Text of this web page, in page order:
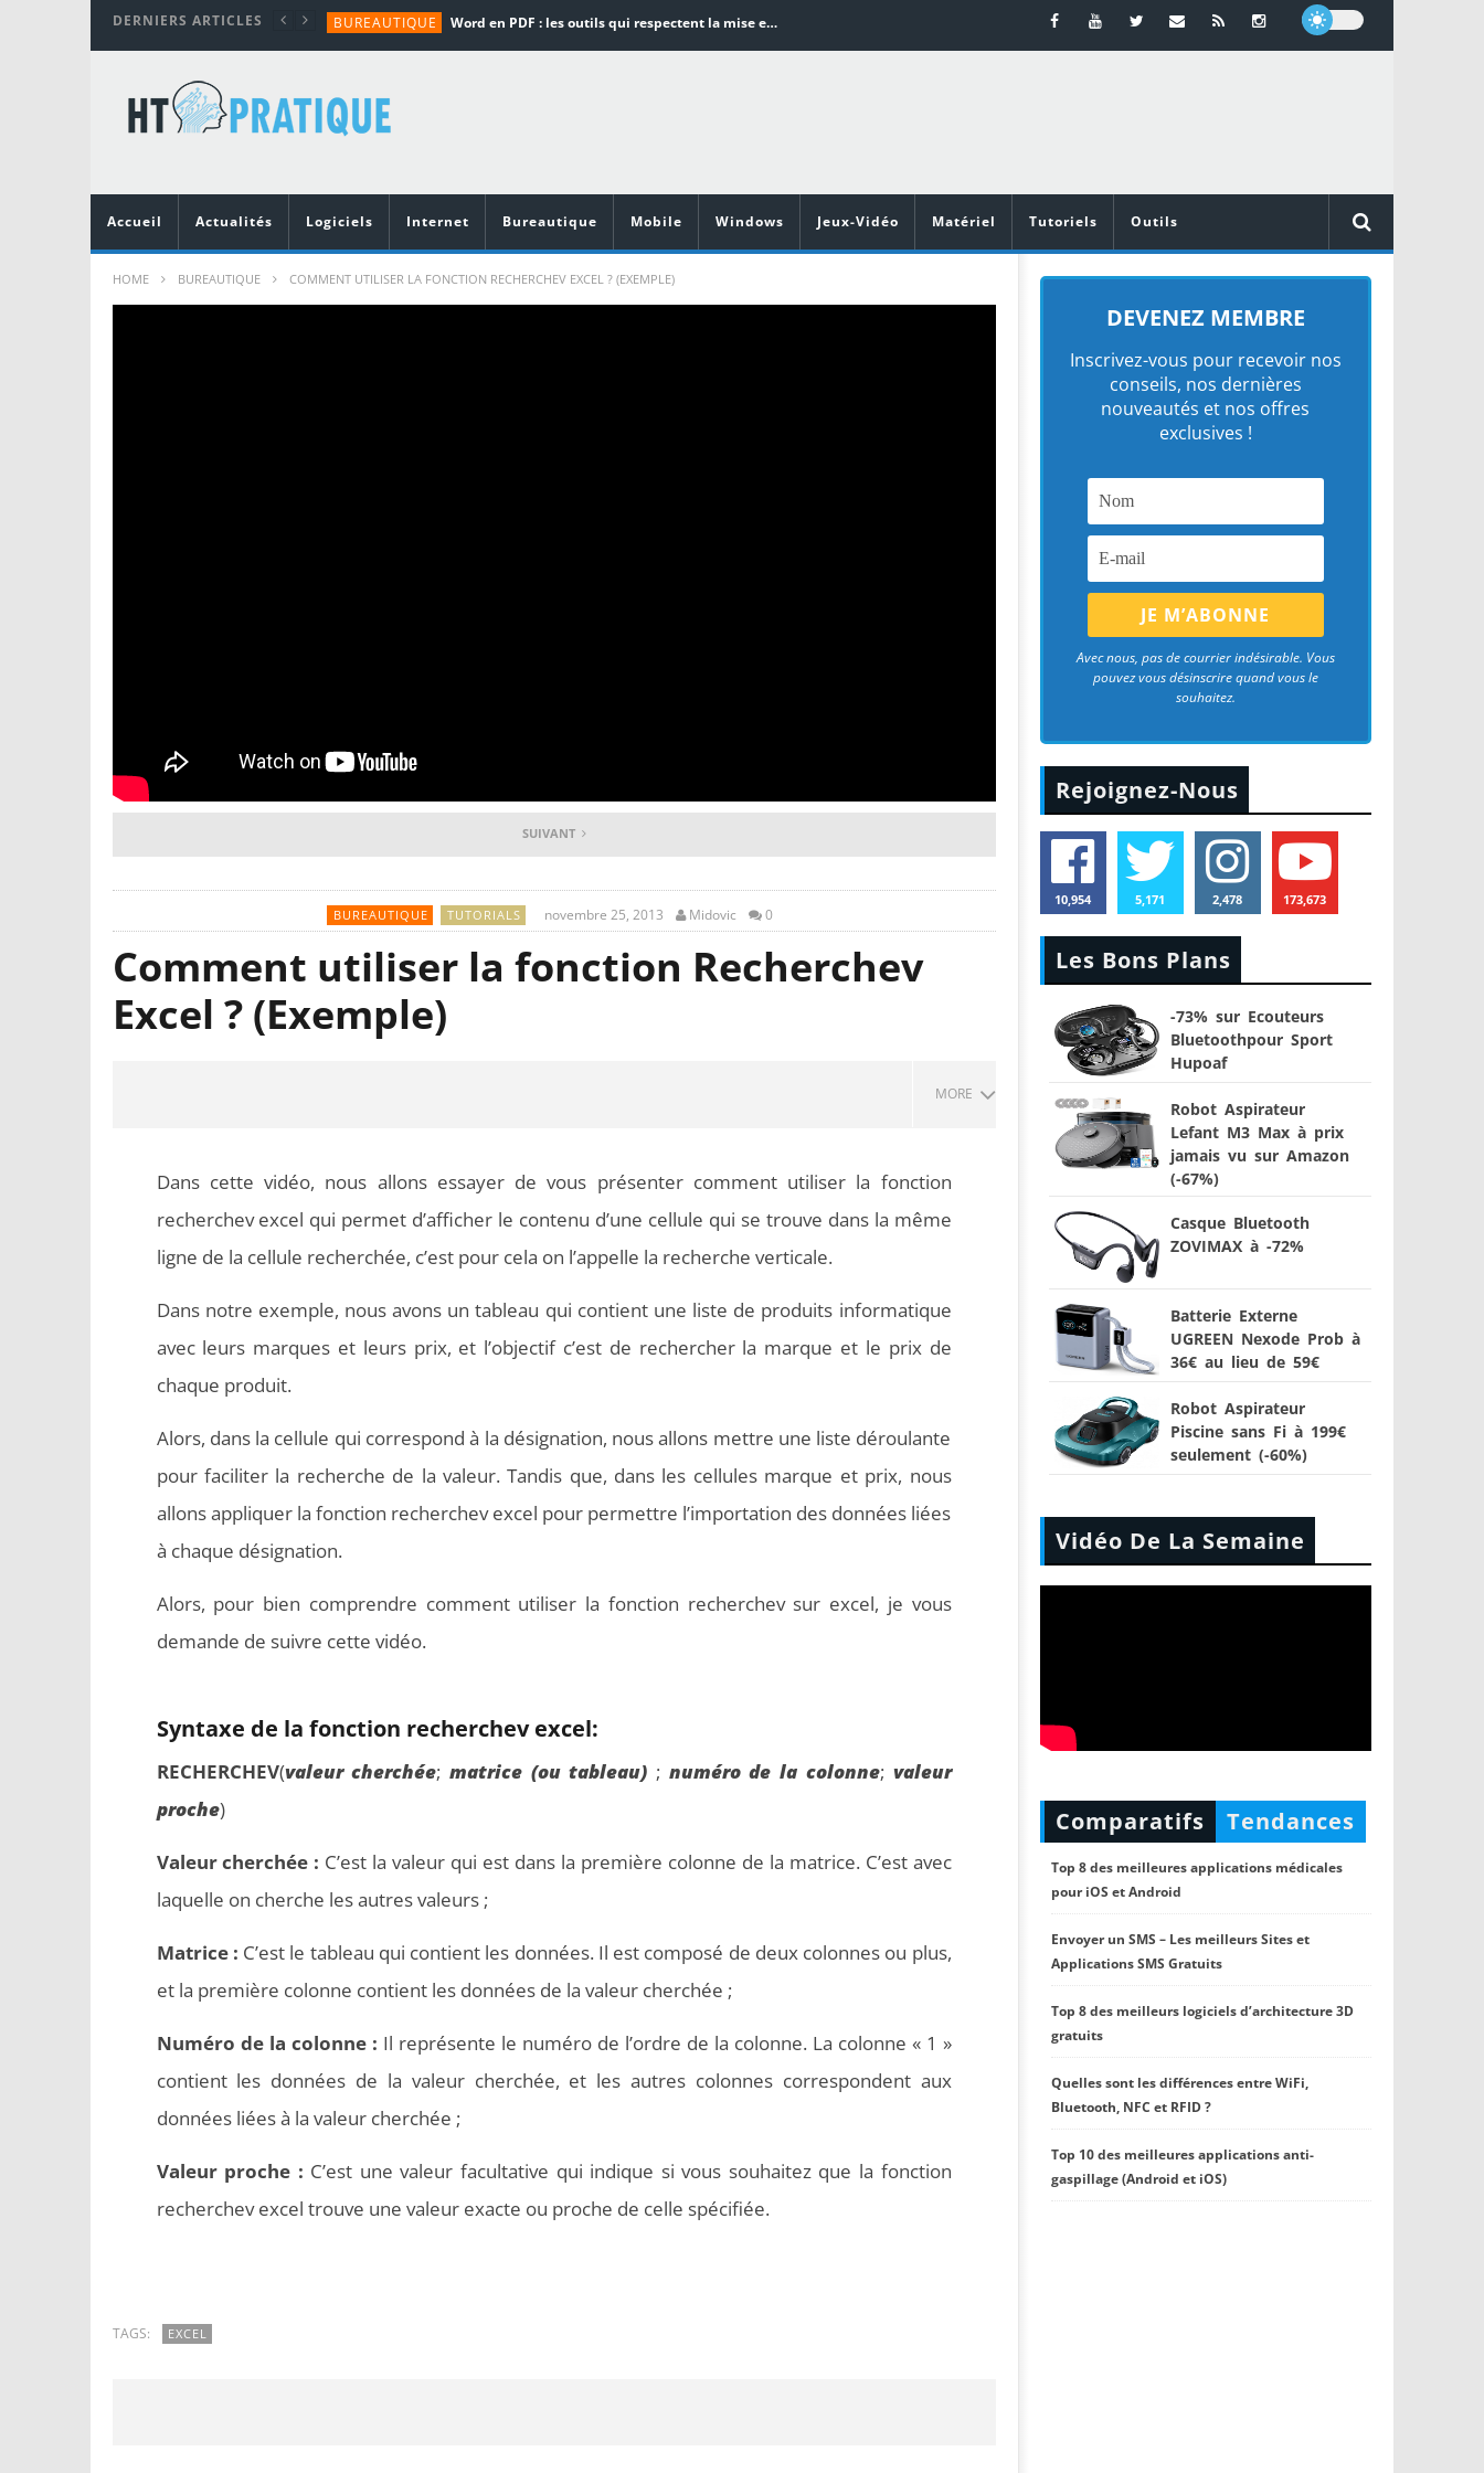
DERNIERS ARTICLES BUREAUTIQUE Word en PDF : les outils qui respectent la mise en page
TUTORIALS
MATÉRIEL
Vidéoprojecteurs Asus : Top 6 des meilleurs modèles de la marque
Accueil
Actualités Logiciels Internet Bureautique Mobile Windows Jeux-Vidéo Matériel Tutoriels Outils
HOME BUREAUTIQUE COMMENT UTILISER LA FONCTION RECHERCHEV EXCEL ? (EXEMPLE)
SUIVANT
BUREAUTIQUE TUTORIALS novembre 25, 2013 Midovic 0
Comment utiliser la fonction Recherchev
Excel ? (Exemple)
MORE
Comment utiliser la fonction
Recherchev Excel ? (Exemple)
Dans cette vidéo, nous allons essayer de vous présenter comment utiliser la fonction
recherchev excel qui permet d’afficher le contenu d’une cellule qui se trouve dans la même
ligne de la cellule recherchée, c’est pour cela on l’appelle la recherche verticale.
Dans notre exemple, nous avons un tableau qui contient une liste de produits informatique
avec leurs marques et leurs prix, et l’objectif c’est de rechercher la marque et le prix de
chaque produit.
Alors, dans la cellule qui correspond à la désignation, nous allons mettre une liste déroulante
pour faciliter la recherche de la valeur. Tandis que, dans les cellules marque et prix, nous
allons appliquer la fonction recherchev excel pour permettre l’importation des données liées
à chaque désignation.
Alors, pour bien comprendre comment utiliser la fonction recherchev sur excel, je vous
demande de suivre cette vidéo.
Syntaxe de la fonction recherchev excel:
RECHERCHEV(valeur cherchée; matrice (ou tableau) ; numéro de la colonne; valeur
proche)
Valeur cherchée : C’est la valeur qui est dans la première colonne de la matrice. C’est avec
laquelle on cherche les autres valeurs ;
Matrice : C’est le tableau qui contient les données. Il est composé de deux colonnes ou plus,
et la première colonne contient les données de la valeur cherchée ;
Numéro de la colonne : Il représente le numéro de l’ordre de la colonne. La colonne « 1 »
contient les données de la valeur cherchée, et les autres colonnes correspondent aux
données liées à la valeur cherchée ;
Valeur proche : C’est une valeur facultative qui indique si vous souhaitez que la fonction
recherchev excel trouve une valeur exacte ou proche de celle spécifiée.
TAGS: EXCEL
DEVENEZ MEMBRE
Inscrivez-vous pour recevoir nos
conseils, nos dernières
nouveautés et nos offres
exclusives !
Avec nous, pas de courrier indésirable. Vous
pouvez vous désinscrire quand vous le
souhaitez.
Rejoignez-Nous
10,954 5,171 2,478 173,673
Les Bons Plans
-73% sur Ecouteurs
Bluetoothpour Sport
Hupoaf
Robot Aspirateur
Lefant M3 Max à prix
jamais vu sur Amazon
(-67%)
Casque Bluetooth
ZOVIMAX à -72%
Batterie Externe
UGREEN Nexode Prob à
36€ au lieu de 59€
Robot Aspirateur
Piscine sans Fi à 199€
seulement (-60%)
Vidéo De La Semaine
Comparatifs Tendances
Top 8 des meilleures applications médicales
pour iOS et Android
Envoyer un SMS – Les meilleurs Sites et
Applications SMS Gratuits
Top 8 des meilleurs logiciels d’architecture 3D
gratuits
Quelles sont les différences entre WiFi,
Bluetooth, NFC et RFID ?
Top 10 des meilleures applications anti-
gaspillage (Android et iOS)